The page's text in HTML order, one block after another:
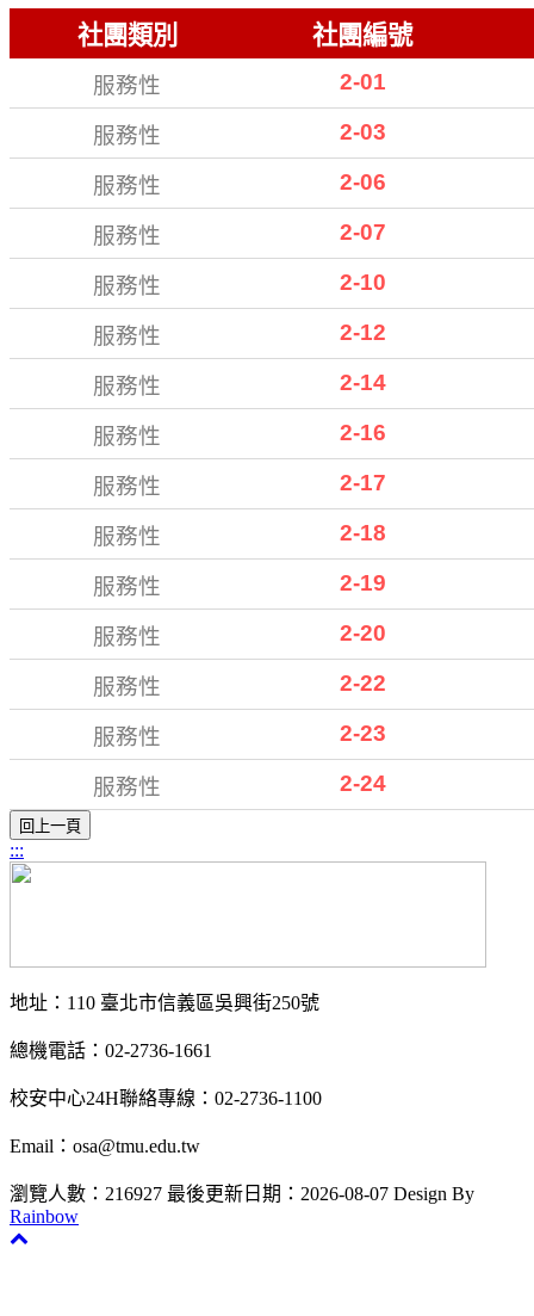
社團類別 社團編號
服務性 2-01
服務性 2-03
服務性 2-06
服務性 2-07
服務性 2-10
服務性 2-12
服務性 2-14
服務性 2-16
服務性 2-17
服務性 2-18
服務性 2-19
服務性 2-20
服務性 2-22
服務性 2-23
服務性 2-24
:::
地址：110 臺北市信義區吳興街250號
總機電話：02-2736-1661
校安中心24H聯絡專線：02-2736-1100
Email：osa@tmu.edu.tw
瀏覽人數：216927 最後更新日期：2026-08-07 Design By
Rainbow